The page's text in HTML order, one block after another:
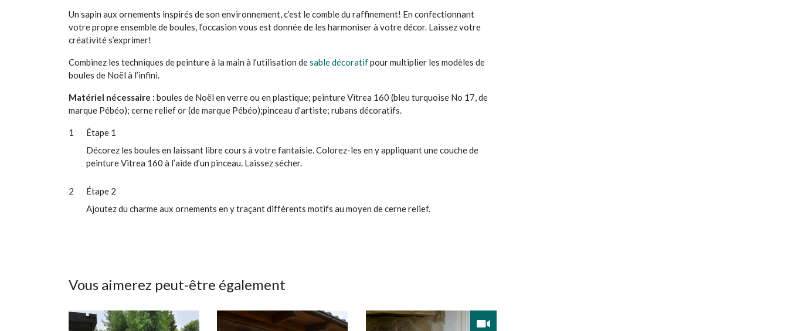
Un sapin aux ornements inspirés de son environnement, c’est le comble du raffinement! En confectionnant
votre propre ensemble de boules, l’occasion vous est donnée de les harmoniser à votre décor. Laissez votre
créativité s’exprimer!
Combinez les techniques de peinture à la main à l’utilisation desable décoratifpour multiplier les modèles de
boules de Noël à l’infini.
Matériel nécessaire : boules de Noël en verre ou en plastique; peinture Vitrea 160 (bleu turquoise No 17, de
marque Pébéo); cerne relief or (de marque Pébéo);pinceau d’artiste; rubans décoratifs.
Étape 1
Décorez les boules en laissant libre cours à votre fantaisie. Colorez-les en y appliquant une couche de
peinture Vitrea 160 à l’aide d’un pinceau. Laissez sécher.
Étape 2
Ajoutez du charme aux ornements en y traçant différents motifs au moyen de cerne relief.
Vous aimerez peut-être également